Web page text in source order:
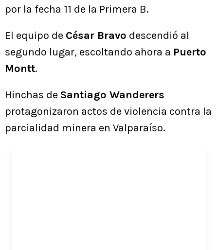
por la fecha 11 de la Primera B.
El equipo de César Bravo descendió al
segundo lugar, escoltando ahora a Puerto
Montt.
Hinchas de Santiago Wanderers
protagonizaron actos de violencia contra la
parcialidad minera en Valparaíso.